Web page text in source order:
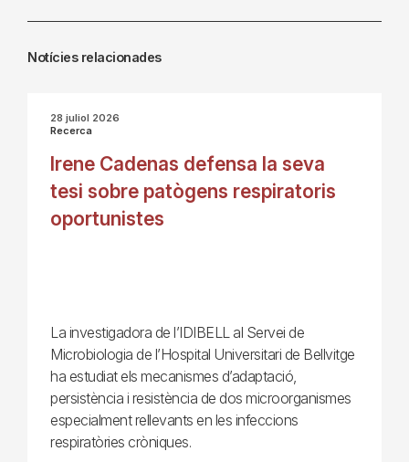
Notícies relacionades
28 juliol 2026
Recerca
Irene Cadenas defensa la seva
tesi sobre patògens respiratoris
oportunistes
La investigadora de l’IDIBELL al Servei de
Microbiologia de l’Hospital Universitari de Bellvitge
ha estudiat els mecanismes d’adaptació,
persistència i resistència de dos microorganismes
especialment rellevants en les infeccions
respiratòries cròniques.